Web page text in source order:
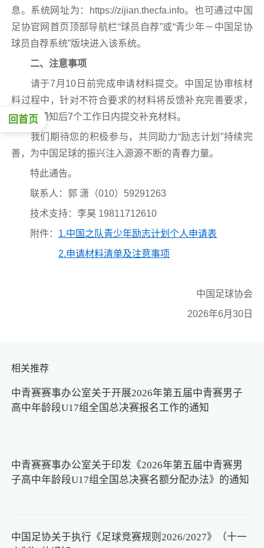
回首页
息。系统网址为：https://zijian.thecfa.info。也可通过中国
足协官网首页顶部导航栏“球员自荐”或“青少年－中国足协
球员自荐系统”版块进入该系统。
二、注意事项
请于7月10日前完成申请材料提交。中国足协审核材
料过程中，针对不符合要求的材料将反馈补充完善要求，
请接到通知后7个工作日内提交补充材料。
我们期待您的积极参与，共同助力“励志计划”持续完
善，为中国足球的振兴注入源源不断的青春力量。
特此通告。
联系人：郭 潇（010）59291263
技术支持：李昊 19811712610
附件： 1.中国之队青少年励志计划个人申请表
2.申请材料清单及注意事项
中国足球协会
2026年6月30日
相关推荐
中青赛赛事办公室关于开展2026年第五届中青赛男子
高中年龄段U17组全国总决赛报名工作的通知
中青赛赛事办公室关于印发《2026年第五届中青赛男
子高中年龄段U17组全国总决赛名额分配办法》的通知
中国足协关于执行《足球竞赛规则2026/2027》（十一